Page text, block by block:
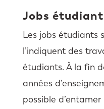
Jobs
Les jobs étudiants
l’indiquent des
étudiants. À la fin
années
possible